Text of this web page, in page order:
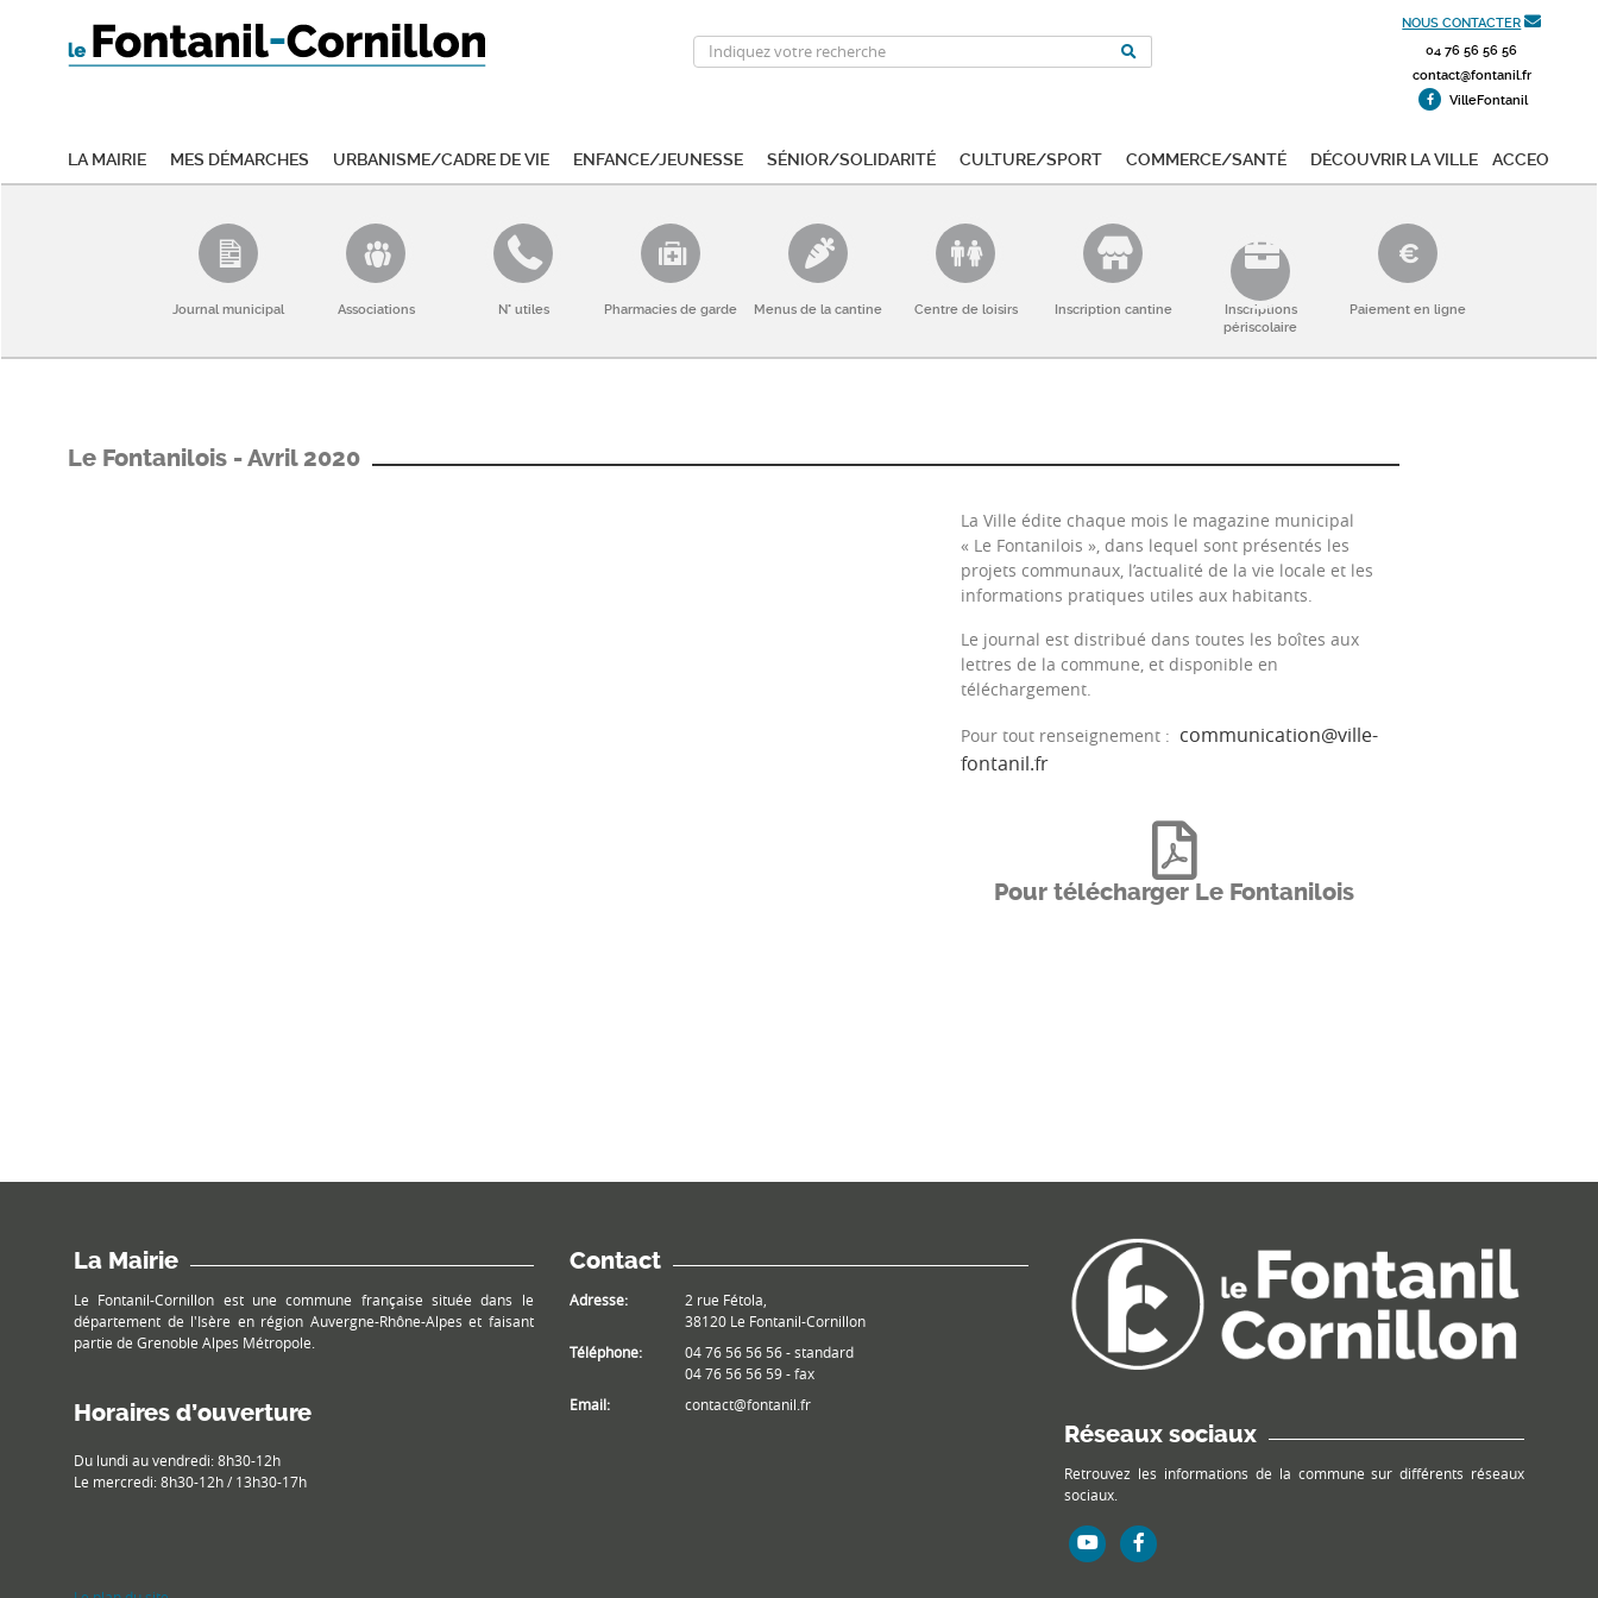
NOUS CONTACTER
04 76 56 56 56
contact@fontanil.fr
VilleFontanil
La mairie Mes démarches Urbanisme/Cadre de vie Enfance/Jeunesse Sénior/Solidarité Culture/Sport Commerce/Santé Découvrir la ville ACCEO
Journal municipal Associations N° utiles Pharmacies de garde Menus de la cantine Centre de loisirs Inscription cantine
Inscriptions
périscolaire
Paiement en ligne
Le Fontanilois - Avril 2020
La Ville édite chaque mois le magazine municipal
« Le Fontanilois », dans lequel sont présentés les
projets communaux, l’actualité de la vie locale et les
informations pratiques utiles aux habitants.
Le journal est distribué dans toutes les boîtes aux
lettres de la commune, et disponible en
téléchargement.
Pour tout renseignement : communication@ville-
fontanil.fr
Pour télécharger Le Fontanilois
La Mairie
Le Fontanil-Cornillon est une commune française située dans le
département de l'Isère en région Auvergne-Rhône-Alpes et faisant
partie de Grenoble Alpes Métropole.
Horaires d’ouverture
Du lundi au vendredi: 8h30-12h
Le mercredi: 8h30-12h / 13h30-17h
Contact
Adresse:
2 rue Fétola,
38120 Le Fontanil-Cornillon
Téléphone:
04 76 56 56 56 - standard
04 76 56 56 59 - fax
Email:
contact@fontanil.fr
Réseaux sociaux
Retrouvez les informations de la commune sur différents réseaux
sociaux.